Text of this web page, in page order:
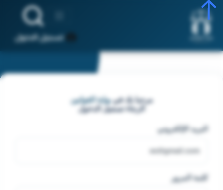
تسجيل الدخول
مرحبا بك فيبوابة القوانين
الرجاء تسجيل الدخول
البريد الإلكتروني
كلمة المرور